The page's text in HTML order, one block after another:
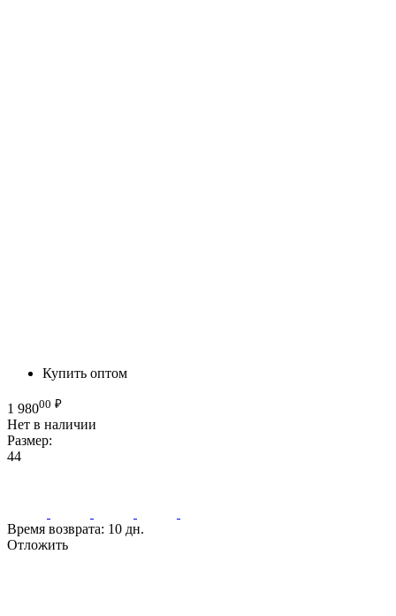
Купить оптом
1 98000 ₽
Нет в наличии
Размер:
44
Время возврата: 10 дн.
Отложить